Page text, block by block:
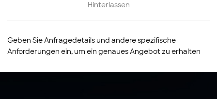
Hinterlassen
Geben Sie Anfragedetails und andere spezifische
Anforderungen ein, um ein genaues Angebot zu erhalten